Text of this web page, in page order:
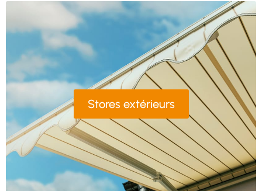
Stores extérieurs